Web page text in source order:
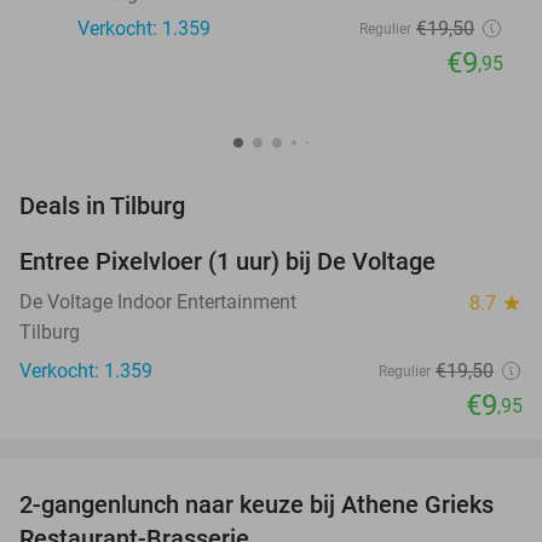
Verkocht: 1.359
Regulier €19,50
€9,95
Deals in Tilburg
Entree Pixelvloer (1 uur) bij De Voltage
De Voltage Indoor Entertainment 8.7 star
Tilburg
Verkocht: 1.359
Regulier €19,50
€9,95
40%
NEW
2-gangenlunch naar keuze bij Athene Grieks